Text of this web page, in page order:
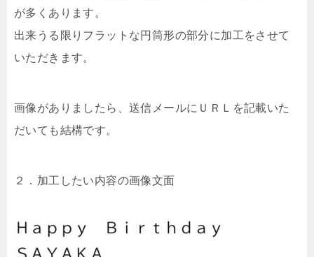
が多くあります。
出来うる限りフラットな円筒形の部分に加工をさせて
いただきます。
画像がありましたら、送信メールにＵＲＬを記載いた
だいても結構です。
２．加工したい内容の画像文面